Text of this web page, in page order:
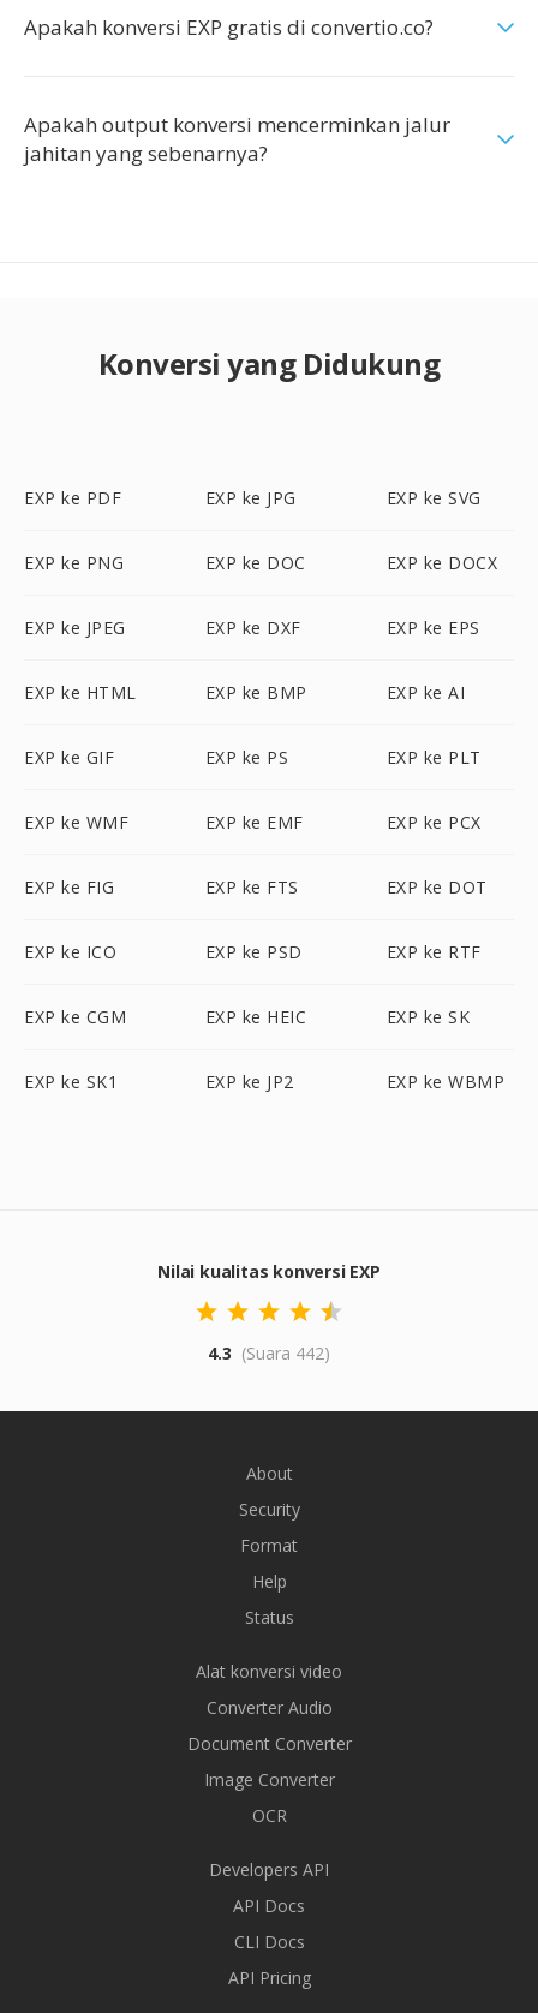
Apakah konversi EXP gratis di convertio.co?
Apakah output konversi mencerminkan jalur
jahitan yang sebenarnya?
Konversi yang Didukung
EXP ke PDF EXP ke JPG EXP ke SVG
EXP ke PNG EXP ke DOC EXP ke DOCX
EXP ke JPEG EXP ke DXF EXP ke EPS
EXP ke HTML EXP ke BMP EXP ke AI
EXP ke GIF EXP ke PS EXP ke PLT
EXP ke WMF EXP ke EMF EXP ke PCX
EXP ke FIG EXP ke FTS EXP ke DOT
EXP ke ICO EXP ke PSD EXP ke RTF
EXP ke CGM EXP ke HEIC EXP ke SK
EXP ke SK1 EXP ke JP2 EXP ke WBMP
Nilai kualitas konversi EXP
4.3 (Suara 442)
About
Security
Format
Help
Status
Alat konversi video
Converter Audio
Document Converter
Image Converter
OCR
Developers API
API Docs
CLI Docs
API Pricing